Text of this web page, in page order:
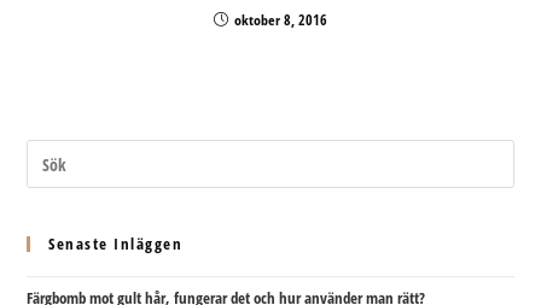
oktober 8, 2016
Senaste Inläggen
Färgbomb mot gult hår, fungerar det och hur använder man rätt?